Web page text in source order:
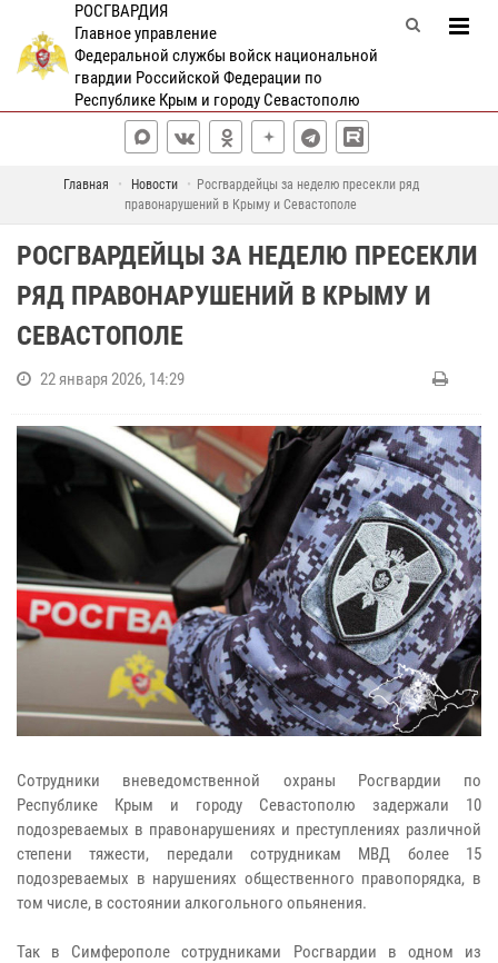
РОСГВАРДИЯ
Главное управление
Федеральной службы войск национальной
гвардии Российской Федерации по
Республике Крым и городу Севастополю
Главная Новости
Росгвардейцы за неделю пресекли ряд
правонарушений в Крыму и Севастополе
РОСГВАРДЕЙЦЫ ЗА НЕДЕЛЮ ПРЕСЕКЛИ
РЯД ПРАВОНАРУШЕНИЙ В КРЫМУ И
СЕВАСТОПОЛЕ
22 января 2026, 14:29
Сотрудники вневедомственной охраны Росгвардии по
Республике Крым и городу Севастополю задержали 10
подозреваемых в правонарушениях и преступлениях различной
степени тяжести, передали сотрудникам МВД более 15
подозреваемых в нарушениях общественного правопорядка, в
том числе, в состоянии алкогольного опьянения.
Так в Симферополе сотрудниками Росгвардии в одном из